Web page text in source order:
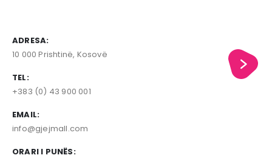
ADRESA:
10 000 Prishtinë, Kosovë
TEL:
+383 (0) 43 900 001
EMAIL:
info@gjejmall.com
ORARI I PUNËS: